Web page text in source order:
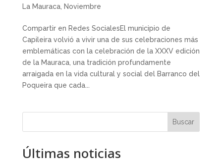
La Mauraca, Noviembre
Compartir en Redes SocialesEl municipio de
Capileira volvió a vivir una de sus celebraciones más
emblemáticas con la celebración de la XXXV edición
de la Mauraca, una tradición profundamente
arraigada en la vida cultural y social del Barranco del
Poqueira que cada...
Buscar
Últimas noticias